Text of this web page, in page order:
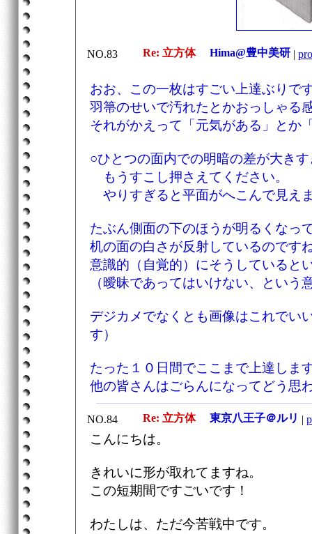
NO.83 Re: 立方体 Hima@豊中美研 |
おお、この一枚はすごい上達ぶりで
羽箒のせいで汚れたとかおっしゃる
それがかえって「元気がある」とか
○ひとつの面内での明暗の差が大き
もうすこし押さえてください。
やりすぎると平面がへこんで見え
たぶん側面の下のほうが明るくなっ
机の面の白さが反射しているのです
意識的（自覚的）にそうしていると
（曖昧であってはいけない、という
デジカメでなくとも画像はこれでい
す）
たった１０日間でここまで上達しま
他の皆さんはごらんになってどう思
NO.84 Re: 立方体 東京八王子＠ルリ |
こんにちは。
きれいに形が取れてますね。
この短期間ですごいです！
わたしは、ただ今苦戦中です。